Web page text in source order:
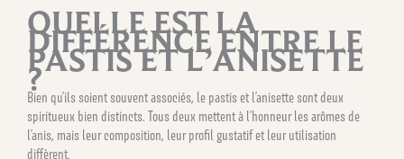
QUELLE EST LA
DIFFÉRENCE ENTRE LE
PASTIS ET L’ANISETTE
?
Bien qu’ils soient souvent associés, le pastis et l’anisette sont deux
spiritueux bien distincts. Tous deux mettent à l’honneur les arômes de
l’anis, mais leur composition, leur profil gustatif et leur utilisation
diffèrent.